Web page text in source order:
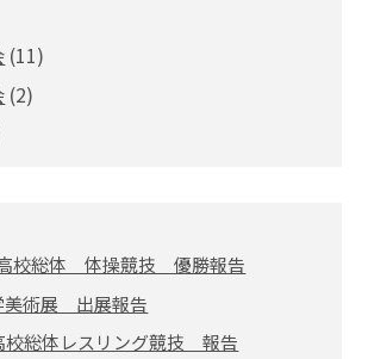
(11)
(2)
校総体 体操競技 優勝報告
術展 出展報告
総体レスリング競技 報告